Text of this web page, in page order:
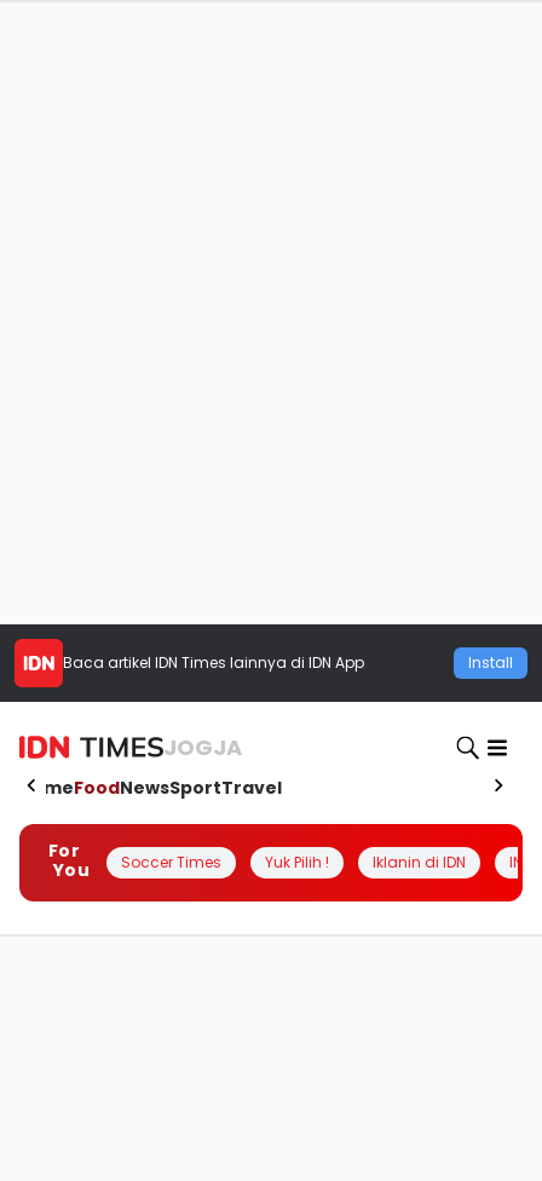
Baca artikel IDN Times lainnya di IDN App Install
JOGJA
HomeFoodNewsSportTravel
For
You
Soccer Times Yuk Pilih ! Iklanin di IDN